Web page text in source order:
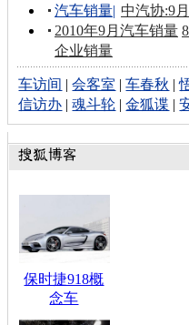
汽车销量| 中汽协:9
2010年9月汽车销量
企业销量
车访间 |会客室 |车春秋 |
信访办 |魂斗轮 |金狐谍 |
保时捷918概
念车